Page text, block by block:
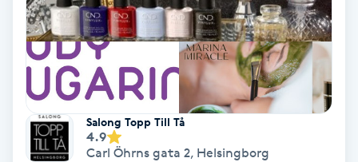
Taktil massage
Tandblekning
Tandläkare
Tatuering
Salong Topp Till Tå
4.9
Carl Öhrns gata 2, Helsingborg